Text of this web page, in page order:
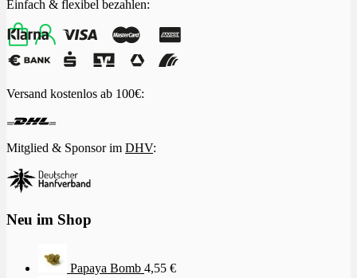
Einfach & flexibel bezahlen:
Versand kostenlos ab 100€:
Mitglied & Sponsor im DHV:
Neu im Shop
Papaya Bomb 4,55 €